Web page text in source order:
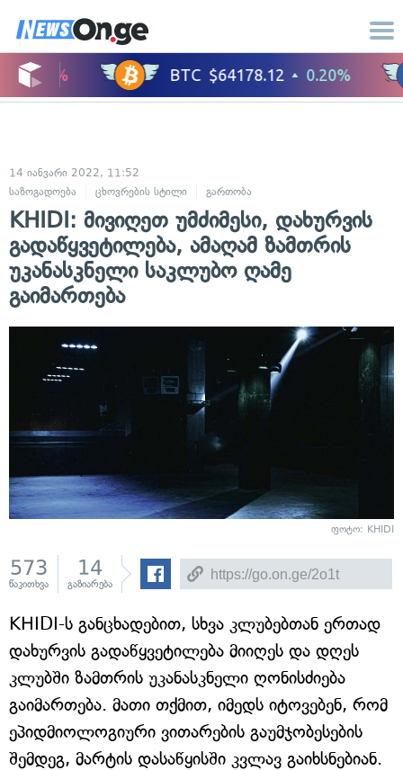
14 იანვარი 2022, 11:52
საზოგადოება
ცხოვრების სტილი გართობა
KHIDI: მივიღეთ უმძიმესი, დახურვის
გადაწყვეტილება, ამაღამ ზამთრის
უკანასკნელი საკლუბო ღამე
გაიმართება
ფოტო: KHIDI
573
წაკითხვა
14
გაზიარება
KHIDI-ს განცხადებით, სხვა კლუბებთან ერთად
დახურვის გადაწყვეტილება მიიღეს და დღეს
კლუბში ზამთრის უკანასკნელი ღონისძიება
გაიმართება. მათი თქმით, იმედს იტოვებენ, რომ
ეპიდმიოლოგიური ვითარების გაუმჯობესების
შემდეგ, მარტის დასაწყისში კვლავ გაიხსნებიან.